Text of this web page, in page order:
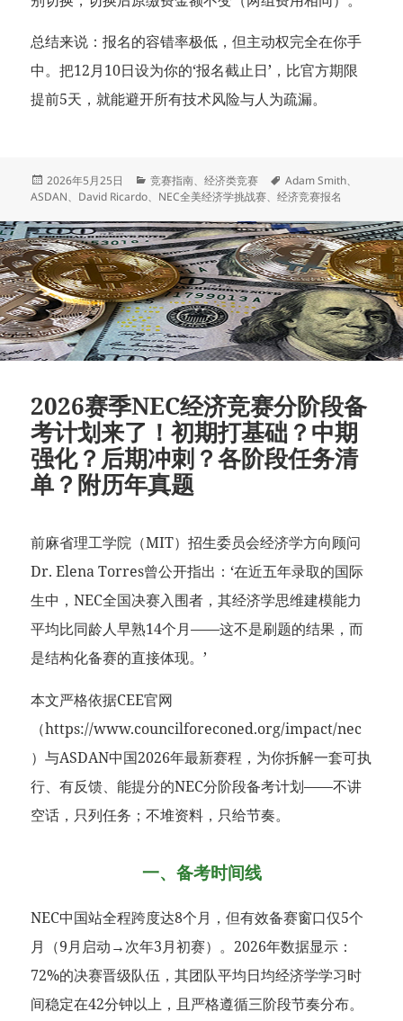
总结来说：报名的容错率极低，但主动权完全在你手
中。把12月10日设为你的‘报名截止日’，比官方期限
提前5天，就能避开所有技术风险与人为疏漏。
发
布
2026年5月25日
分
类
竞赛指南、经济类竞赛
标
签
Adam Smith、
ASDAN、 David Ricardo、 NEC全美经济学挑战赛、经济竞赛报名
2026赛季NEC经济竞赛分阶段备
考计划来了！初期打基础？中期
强化？后期冲刺？各阶段任务清
单？附历年真题
前麻省理工学院（MIT）招生委员会经济学方向顾问
Dr. Elena Torres曾公开指出：‘在近五年录取的国际
生中，NEC全国决赛入围者，其经济学思维建模能力
平均比同龄人早熟14个月——这不是刷题的结果，而
是结构化备赛的直接体现。’
本文严格依据CEE官网
（https://www.councilforeconed.org/impact/nec
）与ASDAN中国2026年最新赛程，为你拆解一套可执
行、有反馈、能提分的NEC分阶段备考计划——不讲
空话，只列任务；不堆资料，只给节奏。
一、备考时间线
NEC中国站全程跨度达8个月，但有效备赛窗口仅5个
月（9月启动→次年3月初赛）。2026年数据显示：
72%的决赛晋级队伍，其团队平均日均经济学学习时
间稳定在42分钟以上，且严格遵循三阶段节奏分布。